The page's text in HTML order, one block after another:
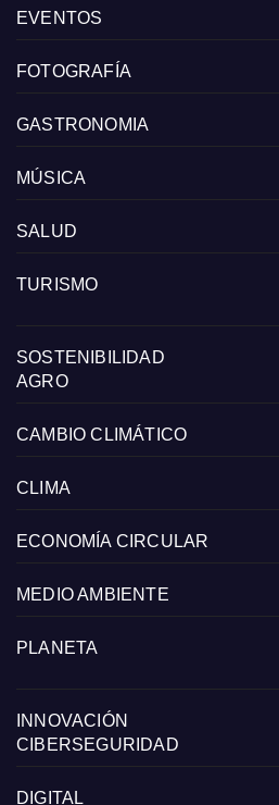
EVENTOS
FOTOGRAFÍA
GASTRONOMIA
MÚSICA
SALUD
TURISMO
SOSTENIBILIDAD
AGRO
CAMBIO CLIMÁTICO
CLIMA
ECONOMÍA CIRCULAR
MEDIO AMBIENTE
PLANETA
INNOVACIÓN
CIBERSEGURIDAD
DIGITAL